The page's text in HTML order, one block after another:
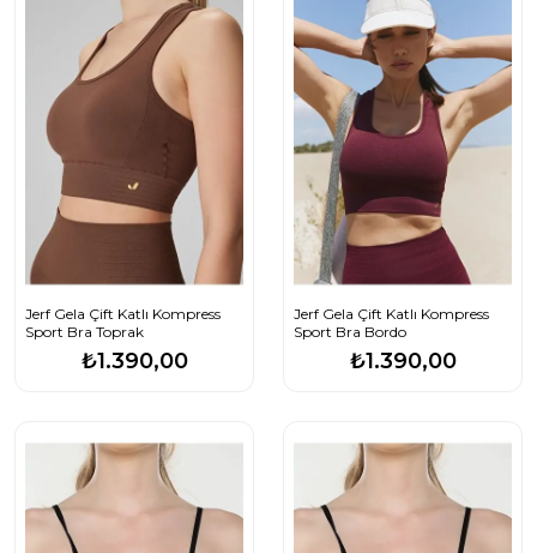
Jerf Gela Çift Katlı Kompress
Sport Bra Toprak
₺1.390,00
Jerf Gela Çift Katlı Kompress
Sport Bra Bordo
₺1.390,00